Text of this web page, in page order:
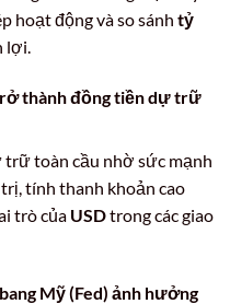
hoạt động và so sánh tỷ
lợi.
thành đồng tiền dự trữ
toàn cầu nhờ sức mạnh
tính thanh khoản cao
trò của USDtrong các giao
Mỹ (Fed) ảnh hưởng